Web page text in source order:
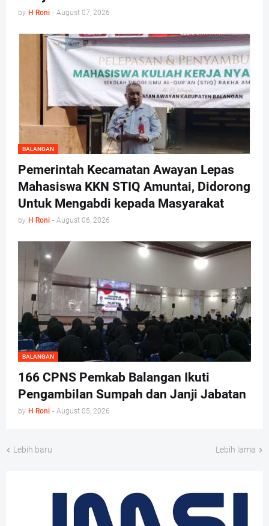
by H Roni - August 07, 2026
BALANGAN
Pemerintah Kecamatan Awayan Lepas
Mahasiswa KKN STIQ Amuntai, Didorong
Untuk Mengabdi kepada Masyarakat
by H Roni - August 06, 2026
BALANGAN
166 CPNS Pemkab Balangan Ikuti
Pengambilan Sumpah dan Janji Jabatan
by H Roni - August 05, 2026
Lebih baru Lebih lama